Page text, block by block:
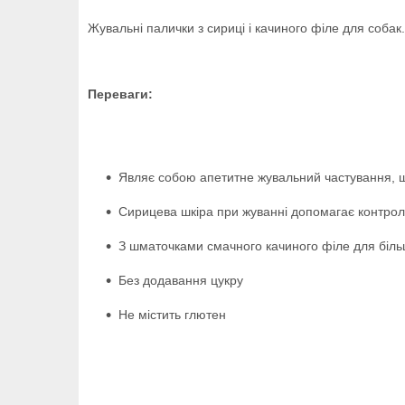
Жувальні палички з сириці і качиного філе для
Переваги:
Являє собою апетитне жувальний частування,
Сирицева шкіра при жуванні допомагає
З шматочками смачного качиного філе для
Без додавання цукру
Не містить глютен